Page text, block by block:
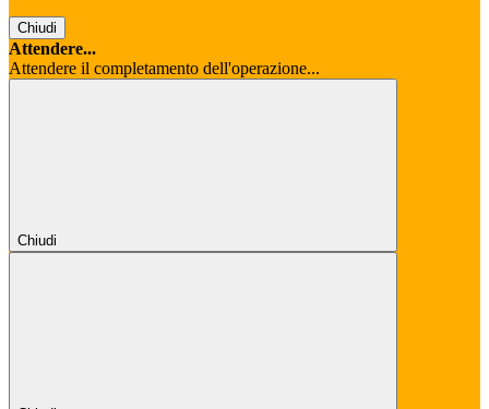
Chiudi
Attendere...
Attendere il completamento dell'operazione...
Chiudi